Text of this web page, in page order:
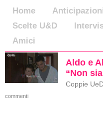
Home
Scelte U&D
Amici
Aldo e
“Non
Coppie
commenti